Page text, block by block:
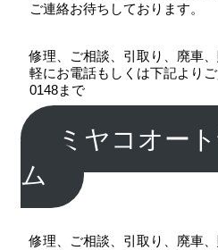
ご連絡お待ちしております。
修理、ご相談、引取り、廃車
軽にお電話もしくは下記より
0148まで
ミヤコオー
ム
修理、ご相談、引取り、廃車